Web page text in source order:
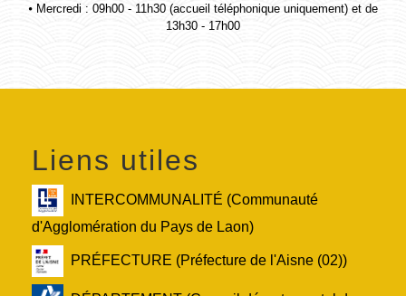
⦁ Mercredi : 09h00 - 11h30 (accueil téléphonique uniquement) et de
13h30 - 17h00
Liens utiles
INTERCOMMUNALITÉ (Communauté
d'Agglomération du Pays de Laon)
PRÉFECTURE (Préfecture de l'Aisne (02))